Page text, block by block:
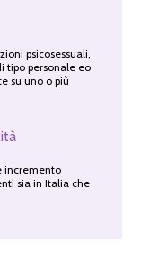
psicosessuali,
tipo personale eo
su uno o più
incremento
sia in Italia che